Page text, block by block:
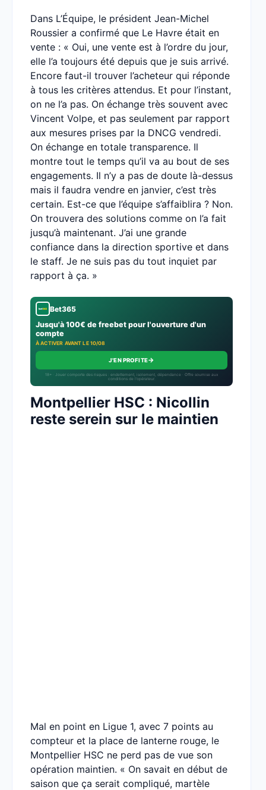
Dans L’Équipe, le président Jean-Michel
Roussier a confirmé que Le Havre était en
vente : « Oui, une vente est à l’ordre du jour,
elle l’a toujours été depuis que je suis arrivé.
Encore faut-il trouver l’acheteur qui réponde
à tous les critères attendus. Et pour l’instant,
on ne l’a pas. On échange très souvent avec
Vincent Volpe, et pas seulement par rapport
aux mesures prises par la DNCG vendredi.
On échange en totale transparence. Il
montre tout le temps qu’il va au bout de ses
engagements. Il n’y a pas de doute là-dessus
mais il faudra vendre en janvier, c’est très
certain. Est-ce que l’équipe s’affaiblira ? Non.
On trouvera des solutions comme on l’a fait
jusqu’à maintenant. J’ai une grande
confiance dans la direction sportive et dans
le staff. Je ne suis pas du tout inquiet par
rapport à ça. »
Bet365
Jusqu'à 100€ de freebet pour l'ouverture d'un
compte
À ACTIVER AVANT LE 10/08
J'EN PROFITE→
18+ · Jouer comporte des risques : endettement, isolement, dépendance · Offre soumise aux
conditions de l’opérateur.
Montpellier HSC : Nicollin
reste serein sur le maintien
Mal en point en Ligue 1, avec 7 points au
compteur et la place de lanterne rouge, le
Montpellier HSC ne perd pas de vue son
opération maintien. « On savait en début de
saison que ça serait compliqué, martèle